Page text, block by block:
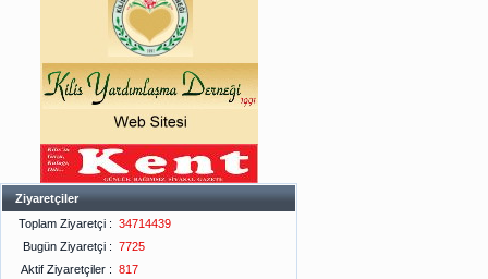
Ziyaretçiler
Toplam Ziyaretçi : 34714439
Bugün Ziyaretçi : 7725
Aktif Ziyaretçiler : 817